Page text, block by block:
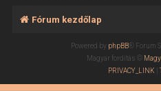
Fórum kezdőlap
Powered by phpBB® Forum
Magyar fordítás ©
PRIVACY_LINK|